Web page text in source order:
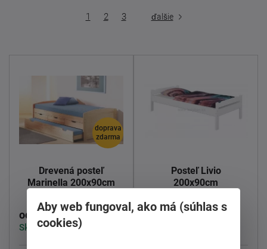
3
2
1 ďalšie
doprava
zdarma
Drevená posteľ
Marinella 200x90cm
od 289,00 €
Skladom > 5 ks
Posteľ Livio
200x90cm
od 133,00 €
Aby web fungoval, ako má (súhlas s
cookies)